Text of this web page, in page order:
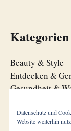
Kategorien
Beauty & Style
Entdecken &
Gesundheit &
Zeitgeist
Datenschutz und
Website weiterhin